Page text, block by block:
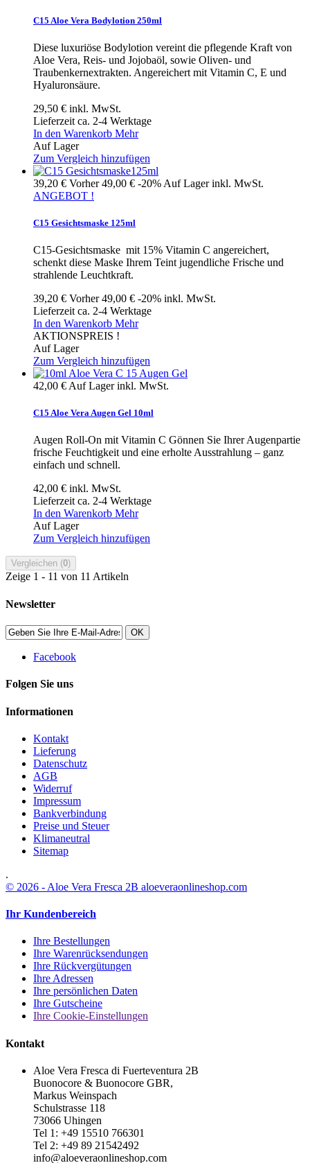
C15 Aloe Vera Bodylotion 250ml
Diese luxuriöse Bodylotion vereint die pflegende Kraft von
Aloe Vera, Reis- und Jojobaöl, sowie Oliven- und
Traubenkernextrakten. Angereichert mit Vitamin C, E und
Hyaluronsäure.
29,50 € inkl. MwSt.
Lieferzeit ca. 2-4 Werktage
In den Warenkorb Mehr
Auf Lager
Zum Vergleich hinzufügen
39,20 € Vorher49,00 € -20% Auf Lagerinkl. MwSt.
ANGEBOT !
C15 Gesichtsmaske 125ml
C15-Gesichtsmaske mit 15% Vitamin C angereichert,
schenkt diese Maske Ihrem Teint jugendliche Frische und
strahlende Leuchtkraft.
39,20 € Vorher49,00 € -20% inkl. MwSt.
Lieferzeit ca. 2-4 Werktage
In den Warenkorb Mehr
AKTIONSPREIS !
Auf Lager
Zum Vergleich hinzufügen
42,00 € Auf Lagerinkl. MwSt.
C15 Aloe Vera Augen Gel 10ml
Augen Roll-On mit Vitamin C Gönnen Sie Ihrer Augenpartie
frische Feuchtigkeit und eine erholte Ausstrahlung – ganz
einfach und schnell.
42,00 € inkl. MwSt.
Lieferzeit ca. 2-4 Werktage
In den Warenkorb Mehr
Auf Lager
Zum Vergleich hinzufügen
Vergleichen (0)
Zeige 1 - 11 von 11 Artikeln
Newsletter
OK
Facebook
Folgen Sie uns
Informationen
Kontakt
Lieferung
Datenschutz
AGB
Widerruf
Impressum
Bankverbindung
Preise und Steuer
Klimaneutral
Sitemap
.
© 2026 - Aloe Vera Fresca 2B aloeveraonlineshop.com
Ihr Kundenbereich
Ihre Bestellungen
Ihre Warenrücksendungen
Ihre Rückvergütungen
Ihre Adressen
Ihre persönlichen Daten
Ihre Gutscheine
Ihre Cookie-Einstellungen
Kontakt
Aloe Vera Fresca di Fuerteventura 2B
Buonocore & Buonocore GBR,
Markus Weinspach
Schulstrasse 118
73066 Uhingen
Tel 1: +49 15510 766301
Tel 2: +49 89 21542492
info@aloeveraonlineshop.com